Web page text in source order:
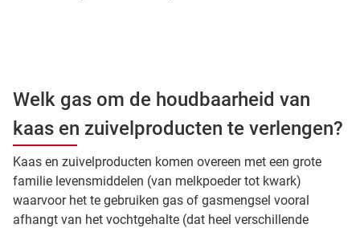
Welk gas om de houdbaarheid van
kaas en zuivelproducten te verlengen?
Kaas en zuivelproducten komen overeen met een grote
familie levensmiddelen (van melkpoeder tot kwark)
waarvoor het te gebruiken gas of gasmengsel vooral
afhangt van het vochtgehalte (dat heel verschillende